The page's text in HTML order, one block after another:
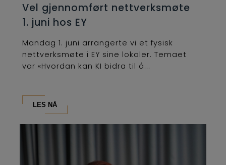
Vel gjennomført nettverksmøte
1. juni hos EY
Mandag 1. juni arrangerte vi et fysisk
nettverksmøte i EY sine lokaler. Temaet
var «Hvordan kan KI bidra til å...
LES NÅ